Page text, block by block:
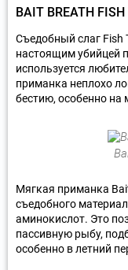
BAIT BREATH
Съедобный слаг Fish
настоящим убийцей
используется
приманка неплохо
бестию, особенно на
Мягкая приманка
съедобного
аминокислот. Это
пассивную рыбу,
особенно в летний